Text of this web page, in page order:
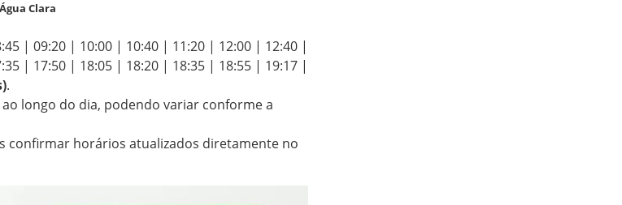
Água Clara
| 09:20 | 10:00 | 10:40 | 11:20 | 12:00 | 12:40 |
| 17:50 | 18:05 | 18:20 | 18:35 | 18:55 | 19:17 |
.
longo do dia, podendo variar conforme a
confirmar horários atualizados diretamente no